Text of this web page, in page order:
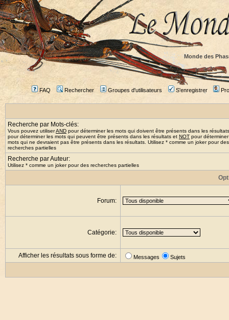
Monde des
FAQ Rechercher Groupes d'utilisateurs S'enregistrer
Recherche par Mots-clés:
Vous pouvez utiliserAND pour déterminer les mots qui doivent être présents dans les
pour déterminer les mots qui peuvent être présents dans les résultats et NOT pour
mots qui ne devraient pas être présents dans les résultats. Utilisez * comme un joker pour des
recherches partielles
Recherche par Auteur:
Utilisez * comme un joker pour des recherches partielles
Forum:
Catégorie:
Afficher les résultats sous forme de: Messages Sujets